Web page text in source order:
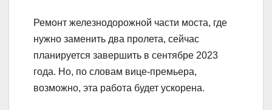
Ремонт железнодорожной части моста, где
нужно заменить два пролета, сейчас
планируется завершить в сентябре 2023
года. Но, по словам вице-премьера,
возможно, эта работа будет ускорена.